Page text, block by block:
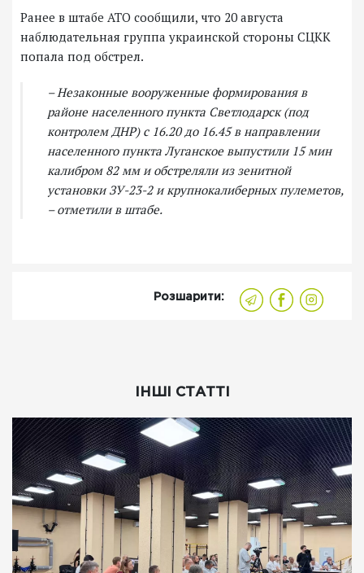
Ранее в штабе АТО сообщили, что 20 августа
наблюдательная группа украинской стороны СЦКК
попала под обстрел.
– Незаконные вооруженные формирования в
районе населенного пункта Светлодарск (под
контролем ДНР) с 16.20 до 16.45 в направлении
населенного пункта Луганское выпустили 15 мин
калибром 82 мм и обстреляли из зенитной
установки ЗУ-23-2 и крупнокалиберных пулеметов,
– отметили в штабе.
Розшарити:
ІНШІ СТАТТІ